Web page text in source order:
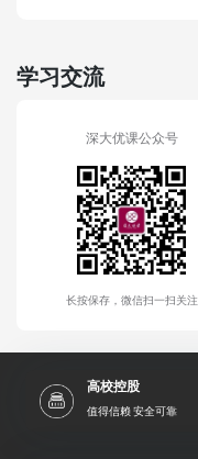
学习交流
深大优课公众号
长按保存，微信扫一扫关注
高校控股
值得信赖 安全可靠